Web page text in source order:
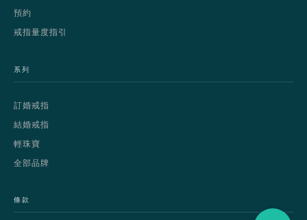
預約
戒指量度指引
系列
訂婚戒指
結婚戒指
輕珠寶
全部品牌
條款